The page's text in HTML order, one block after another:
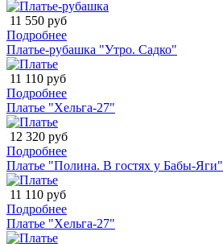
11 550 руб
Подробнее
Платье-рубашка "Утро. Садко"
11 110 руб
Подробнее
Платье "Хельга-27"
12 320 руб
Подробнее
Платье "Полина. В гостях у Бабы-Яги"
11 110 руб
Подробнее
Платье "Хельга-27"